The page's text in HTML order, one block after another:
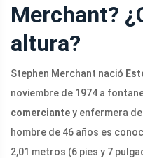
Merchant?
altura?
Stephen Merchant nació
noviembre de 1974 a
comerciantey enfermera
hombre de 46 años es
2,01 metros (6 pies y 7